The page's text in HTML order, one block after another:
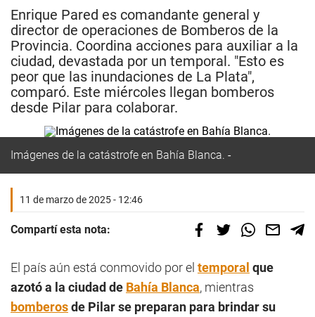
Enrique Pared es comandante general y
director de operaciones de Bomberos de la
Provincia. Coordina acciones para auxiliar a la
ciudad, devastada por un temporal. "Esto es
peor que las inundaciones de La Plata",
comparó. Este miércoles llegan bomberos
desde Pilar para colaborar.
Imágenes de la catástrofe en Bahía Blanca.
11 de marzo de 2025 - 12:46
Compartí esta nota:
El país aún está conmovido por el temporal que
azotó a la ciudad de Bahía Blanca, mientras
bomberosde Pilar se preparan para brindar su